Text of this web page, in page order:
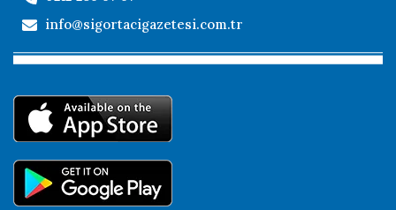
info@sigortacigazetesi.com.tr